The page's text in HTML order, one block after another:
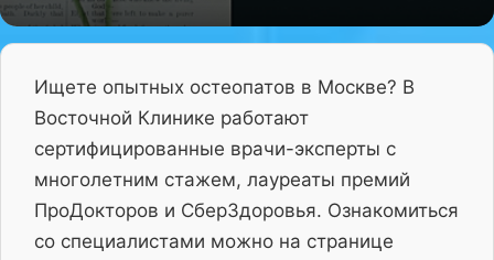
Ищете опытных остеопатов в Москве? В
Восточной Клинике работают
сертифицированные врачи-эксперты с
многолетним стажем, лауреаты премий
ПроДокторов и СберЗдоровья. Ознакомиться
со специалистами можно на странице